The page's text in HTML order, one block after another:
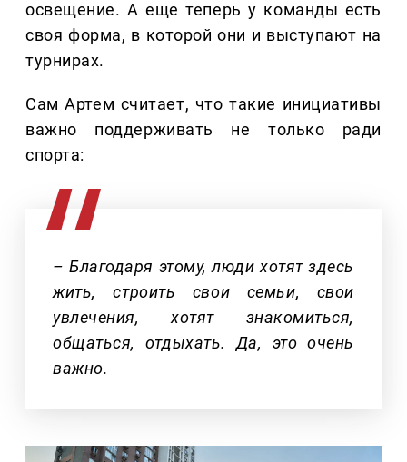
освещение. А еще теперь у команды есть
своя форма, в которой они и выступают на
турнирах.
Сам Артем считает, что такие инициативы
важно поддерживать не только ради
спорта:
– Благодаря этому, люди хотят здесь
жить, строить свои семьи, свои
увлечения, хотят знакомиться,
общаться, отдыхать. Да, это очень
важно.